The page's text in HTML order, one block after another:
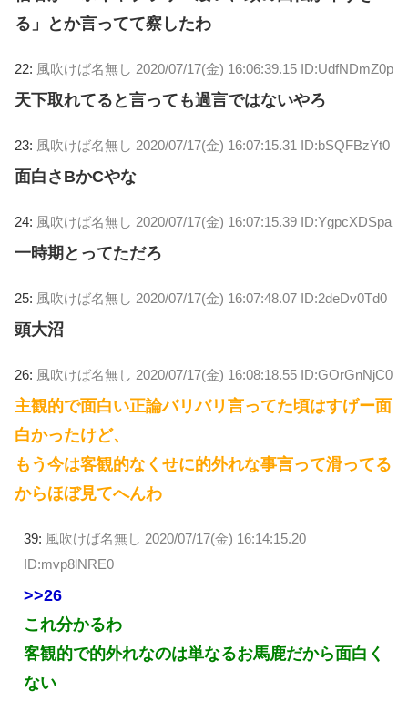
る」とか言ってて察したわ
22: 風吹けば名無し 2020/07/17(金) 16:06:39.15 ID:UdfNDmZ0p
天下取れてると言っても過言ではないやろ
23: 風吹けば名無し 2020/07/17(金) 16:07:15.31 ID:bSQFBzYt0
面白さBかCやな
24: 風吹けば名無し 2020/07/17(金) 16:07:15.39 ID:YgpcXDSpa
一時期とってただろ
25: 風吹けば名無し 2020/07/17(金) 16:07:48.07 ID:2deDv0Td0
頭大沼
26: 風吹けば名無し 2020/07/17(金) 16:08:18.55 ID:GOrGnNjC0
主観的で面白い正論バリバリ言ってた頃はすげー面
白かったけど、
もう今は客観的なくせに的外れな事言って滑ってる
からほぼ見てへんわ
39: 風吹けば名無し 2020/07/17(金) 16:14:15.20
ID:mvp8lNRE0
>>26
これ分かるわ
客観的で的外れなのは単なるお馬鹿だから面白く
ない